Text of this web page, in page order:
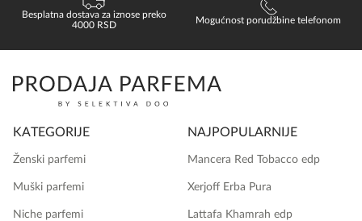
Besplatna dostava za iznose preko
4000 RSD
Mogućnost porudžbine telefonom
KATEGORIJE
Ženski parfemi
Muški parfemi
Niche parfemi
NAJPOPULARNIJE
Mancera Red Tobacco edp
Xerjoff Erba Pura
Lattafa Khamrah edp